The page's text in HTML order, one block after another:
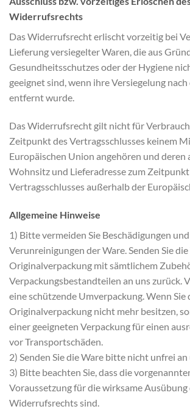
Widerrufsrechts
Das Widerrufsrecht erlischt vorzeitig bei
Lieferung versiegelter Waren, die aus
Gesundheitsschutzes oder der Hygiene
geeignet sind, wenn ihre Versiegelung
entfernt wurde.
Das Widerrufsrecht gilt nicht für
Zeitpunkt des Vertragsschlusses keinem
Europäischen Union angehören und deren
Wohnsitz und Lieferadresse zum
Vertragsschlusses außerhalb der
Allgemeine Hinweise
1) Bitte vermeiden Sie Beschädigungen und
Verunreinigungen der Ware. Senden Sie
Originalverpackung mit sämtlichem
Verpackungsbestandteilen an uns zurück.
eine schützende Umverpackung. Wenn Sie
Originalverpackung nicht mehr besitzen,
einer geeigneten Verpackung für einen
vor Transportschäden.
2) Senden Sie die Ware bitte nicht unfrei an
3) Bitte beachten Sie, dass die
Voraussetzung für die wirksame Ausübung
Widerrufsrechts sind.